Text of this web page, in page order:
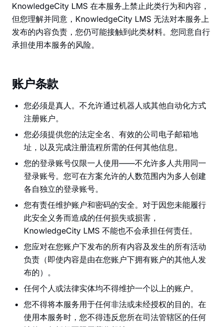
KnowledgeCity LMS 在本服务上禁止此类行为和内容，
但您理解并同意，KnowledgeCity LMS 无法对本服务上
发布的内容负责，您仍可能接触到此类材料。您同意自行
承担使用本服务的风险。
账户条款
您必须是真人。不允许通过机器人或其他自动化方式
注册账户。
您必须提供您的法定全名、有效的公司电子邮箱地
址，以及完成注册流程所需的任何其他信息。
您的登录账号仅限一人使用——不允许多人共用同一
登录账号。您可在方案允许的人数范围内为多人创建
各自独立的登录账号。
您有责任维护账户和密码的安全。对于因您未能履行
此安全义务而造成的任何损失或损害，
KnowledgeCity LMS 不能也不会承担任何责任。
您应对在您账户下发布的所有内容及发生的所有活动
负责（即使内容是由在您账户下拥有账户的其他人发
布的）。
任何个人或法律实体均不得维护一个以上的账户。
您不得将本服务用于任何非法或未经授权的目的。在
使用本服务时，您不得违反您所在司法管辖区的任何